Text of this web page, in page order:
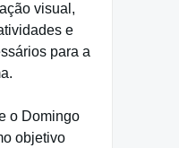
visual,
e
para a
o Domingo
objetivo